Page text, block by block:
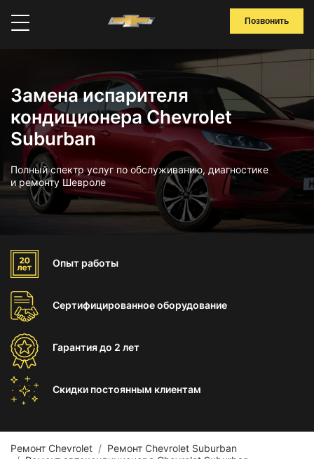
Позвонить
Замена испарителя
кондиционера Chevrolet
Suburban
Полный спектр услуг по обслуживанию, диагностике
и ремонту Шевроле
Опыт работы
Сертифицированноеоборудование
Гарантиядо 2 лет
Скидки постоянным клиентам
Ремонт Chevrolet
Ремонт Chevrolet Suburban